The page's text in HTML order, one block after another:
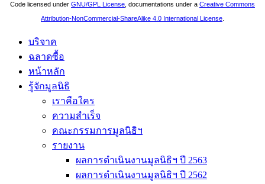
Code licensed under GNU/GPL License, documentations under a Creative Commons
Attribution-NonCommercial-ShareAlike 4.0 International License.
บริจาค
ฉลาดซื้อ
หน้าหลัก
รู้จักมูลนิธิ
เราคือใคร
ความสำเร็จ
คณะกรรมการมูลนิธิฯ
รายงาน
ผลการดำเนินงานมูลนิธิฯ ปี 2563
ผลการดำเนินงานมูลนิธิฯ ปี 2562